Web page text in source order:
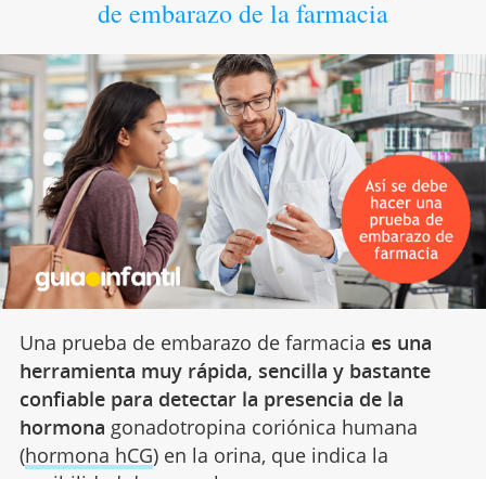
de embarazo de la farmacia
Una prueba de embarazo de farmacia es una
herramienta muy rápida, sencilla y bastante
confiable para detectar la presencia de la
hormona gonadotropina coriónica humana
(hormona hCG) en la orina, que indica la